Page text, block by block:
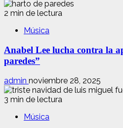
2 min de lectura
Música
Anabel Lee lucha contra la
paredes”
admin noviembre 28, 2025
3 min de lectura
Música